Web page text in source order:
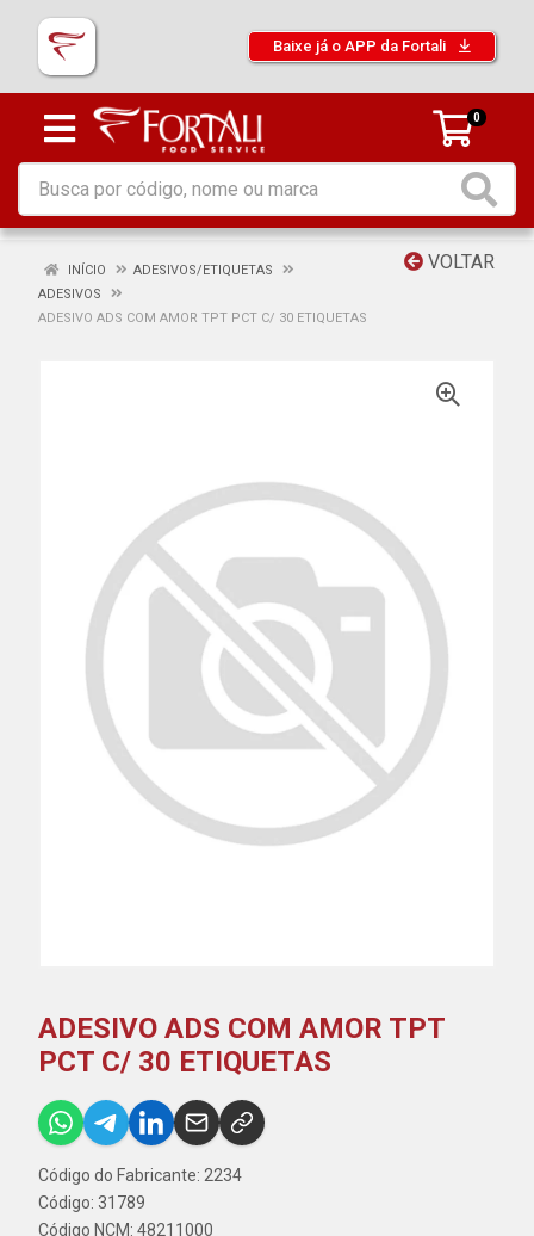
Baixe já o APP da Fortali
0
VOLTAR
INÍCIO
ADESIVOS/ETIQUETAS
ADESIVOS
ADESIVO ADS COM AMOR TPT PCT C/ 30 ETIQUETAS
ADESIVO ADS COM AMOR TPT
PCT C/ 30 ETIQUETAS
Código do Fabricante: 2234
Código: 31789
Código NCM: 48211000